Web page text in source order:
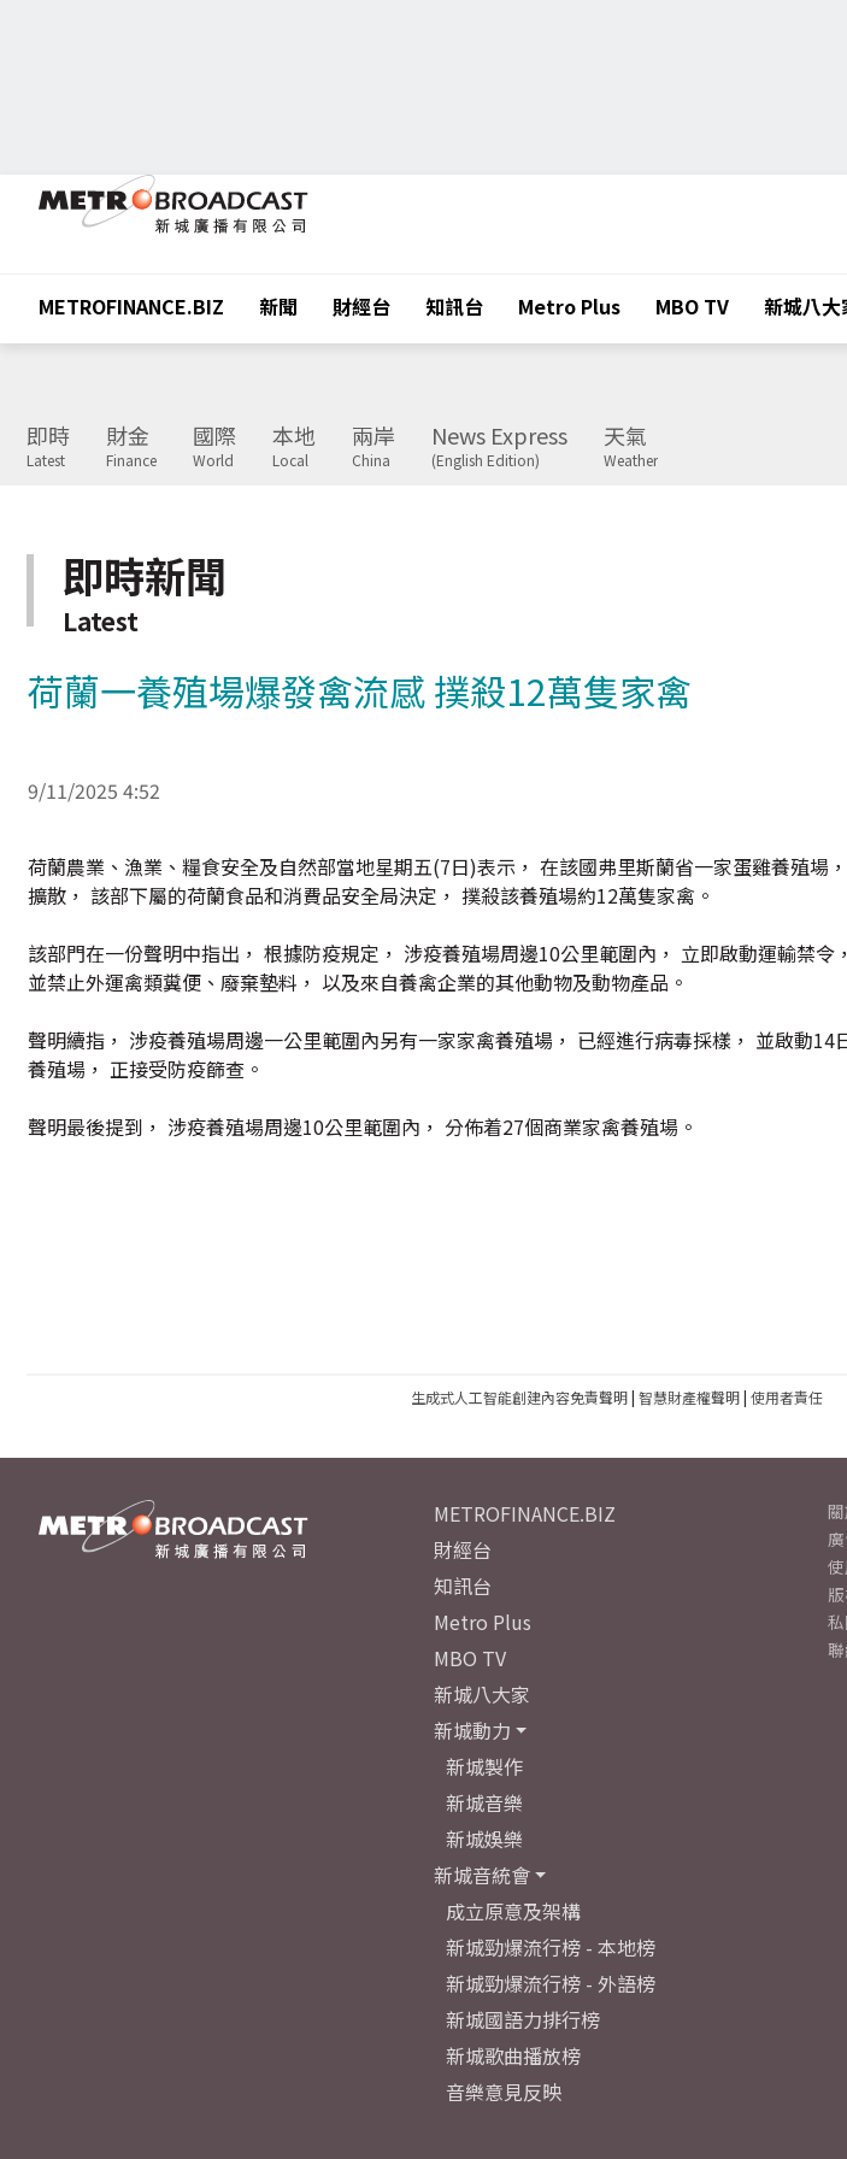
METROFINANCE.BIZ 新聞 財經台 知訊台 Metro Plus MBO TV 新城八大
即時
Latest
財金
Finance
國際
World
本地
Local
兩岸
China
News Express
(English Edition)
天氣
Weather
即時新聞
Latest
荷蘭一養殖場爆發禽流感 撲殺12萬隻家禽
9/11/2025 4:52
荷蘭農業、漁業、糧食安全及自然部當地星期五(7日)表示， 在該國弗里斯蘭省一家蛋雞養殖場
擴散， 該部下屬的荷蘭食品和消費品安全局決定， 撲殺該養殖場約12萬隻家禽。
該部門在一份聲明中指出， 根據防疫規定， 涉疫養殖場周邊10公里範圍內， 立即啟動運輸禁令
並禁止外運禽類糞便、廢棄墊料， 以及來自養禽企業的其他動物及動物產品。
聲明續指， 涉疫養殖場周邊一公里範圍內另有一家家禽養殖場， 已經進行病毒採樣， 並啟動
養殖場， 正接受防疫篩查。
聲明最後提到， 涉疫養殖場周邊10公里範圍內， 分佈着27個商業家禽養殖場。
生成式人工智能創建內容免責聲明| 智慧財產權聲明| 使用者責任
METROFINANCE.BIZ
財經台
知訊台
Metro Plus
MBO TV
新城八大家
新城動力
新城製作
新城音樂
新城娛樂
新城音統會
成立原意及架構
新城勁爆流行榜 - 本地榜
新城勁爆流行榜 - 外語榜
新城國語力排行榜
新城歌曲播放榜
音樂意見反映